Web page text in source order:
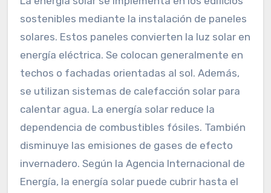
sostenibles mediante la instalación de paneles
solares. Estos paneles convierten la luz solar en
energía eléctrica. Se colocan generalmente en
techos o fachadas orientadas al sol. Además,
se utilizan sistemas de calefacción solar para
calentar agua. La energía solar reduce la
dependencia de combustibles fósiles. También
disminuye las emisiones de gases de efecto
invernadero. Según la Agencia Internacional de
Energía, la energía solar puede cubrir hasta el